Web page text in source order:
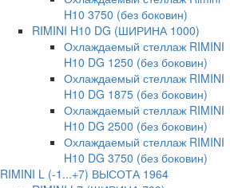
H10 3750 (без боковин)
RIMINI H10 DG (ШИРИНА 1000)
Охлаждаемый стеллаж RIMINI
H10 DG 1250 (без боковин)
Охлаждаемый стеллаж RIMINI
H10 DG 1875 (без боковин)
Охлаждаемый стеллаж RIMINI
H10 DG 2500 (без боковин)
Охлаждаемый стеллаж RIMINI
H10 DG 3750 (без боковин)
RIMINI L (-1...+7) ВЫСОТА 1964